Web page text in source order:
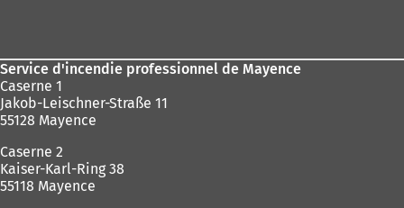
Service d'incendie professionnel de Mayence
Caserne 1
Jakob-Leischner-Straße 11
55128 Mayence
Caserne 2
Kaiser-Karl-Ring 38
55118 Mayence